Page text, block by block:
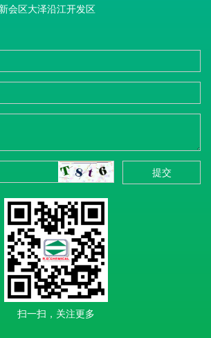
会区大泽沿江开发区
提交
扫一扫，关注更多